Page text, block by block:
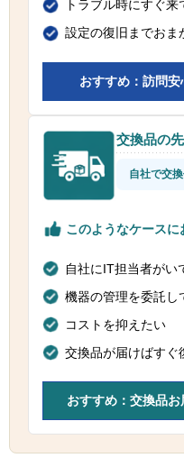
トラブル時にすぐ来
設定の復旧までおま
おすすめ：訪問安
交換品の
自社で交
このようなケースに
自社にIT担当者がい
機器の管理を委託し
コストを抑えたい
交換品が届けばすぐ
おすすめ：交換品お